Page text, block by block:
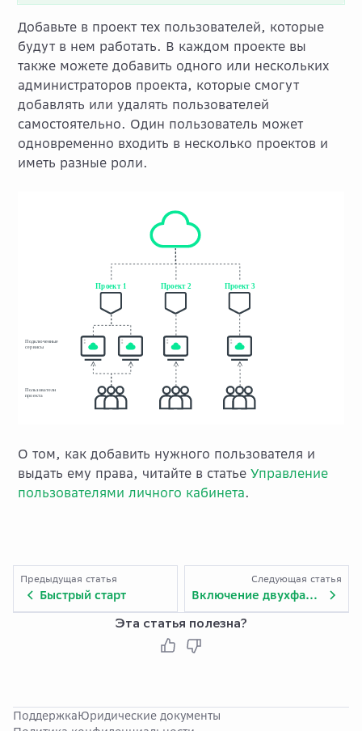
Добавьте в проект тех пользователей, которые
будут в нем работать. В каждом проекте вы
также можете добавить одного или нескольких
администраторов проекта, которые смогут
добавлять или удалять пользователей
самостоятельно. Один пользователь может
одновременно входить в несколько проектов и
иметь разные роли.
О том, как добавить нужного пользователя и
выдать ему права, читайте в статье Управление
пользователями личного кабинета.
Предыдущая статья
Быстрый старт
Следующая статья
Включение двухфакторной аутентификации
Эта статья полезна?
ПоддержкаЮридические документы